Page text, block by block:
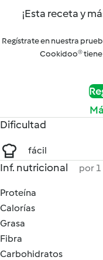
¡Esta receta y
Regístrate en nuestra
Cookidoo®
Dificultad
fácil
Inf. nutricional por
Proteína
Calorías
Grasa
Fibra
Carbohidratos